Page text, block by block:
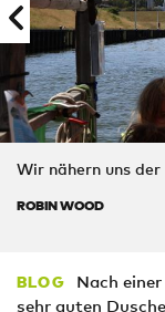
Wir nähern uns
ROBIN WOOD
BLOG
Nach
sehr guten